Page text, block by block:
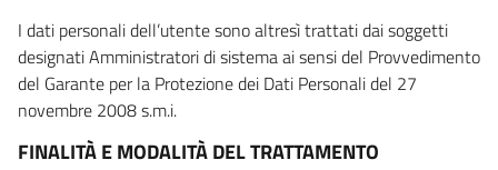
I dati personali dell’utente sono altresì trattati dai soggetti
designati Amministratori di sistema ai sensi del Provvedimento
del Garante per la Protezione dei Dati Personali del 27
novembre 2008 s.m.i.
FINALITÀ E MODALITÀ DEL TRATTAMENTO